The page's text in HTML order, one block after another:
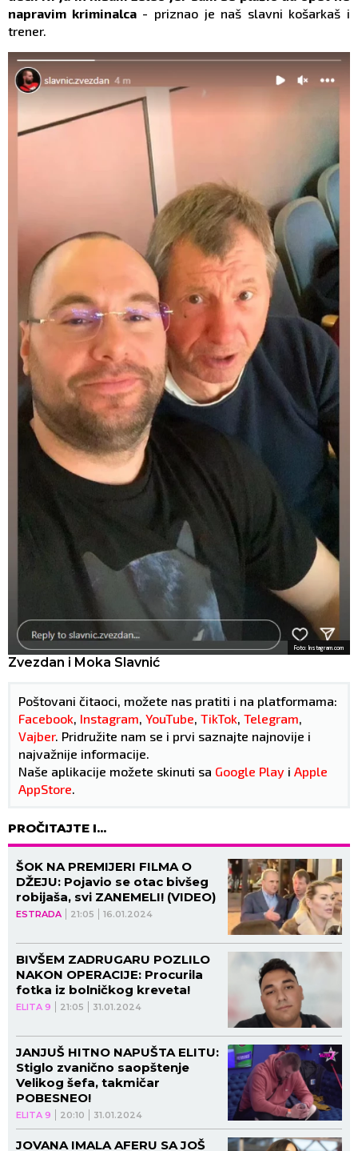
napravim kriminalca- priznao je naš slavni košarkaš i
trener.
Foto: Instagram.com
Zvezdan i Moka Slavnić
Poštovani čitaoci, možete nas pratiti i na platformama:
Facebook Instagram YouTube TikTok Telegram
Vajber. Pridružite nam se i prvi saznajte najnovije i
najvažnije informacije.
Naše aplikacije možete skinuti sa Google Play i Apple
AppStore
PROČITAJTE I...
ESTRADA 21:05 16.01.2024
ŠOK NA PREMIJERI FILMA O
DŽEJU: Pojavio se otac bivšeg
robijaša, svi ZANEMELI! (VIDEO)
ELITA 9 21:05 31.01.2024
BIVŠEM ZADRUGARU POZLILO
NAKON OPERACIJE: Procurila
fotka iz bolničkog kreveta!
ELITA 9 20:10 31.01.2024
JANJUŠ HITNO NAPUŠTA ELITU:
Stiglo zvanično saopštenje
Velikog šefa, takmičar
POBESNEO!
JOVANA IMALA AFERU SA JOŠ